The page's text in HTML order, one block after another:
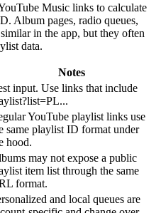
Music links to calculate
Album pages, radio queues,
in the app, but they often
data.
Notes
input. Use links that include
YouTube playlist links use
same playlist ID format under
hood.
may not expose a public
item list through the same
format.
and local queues are